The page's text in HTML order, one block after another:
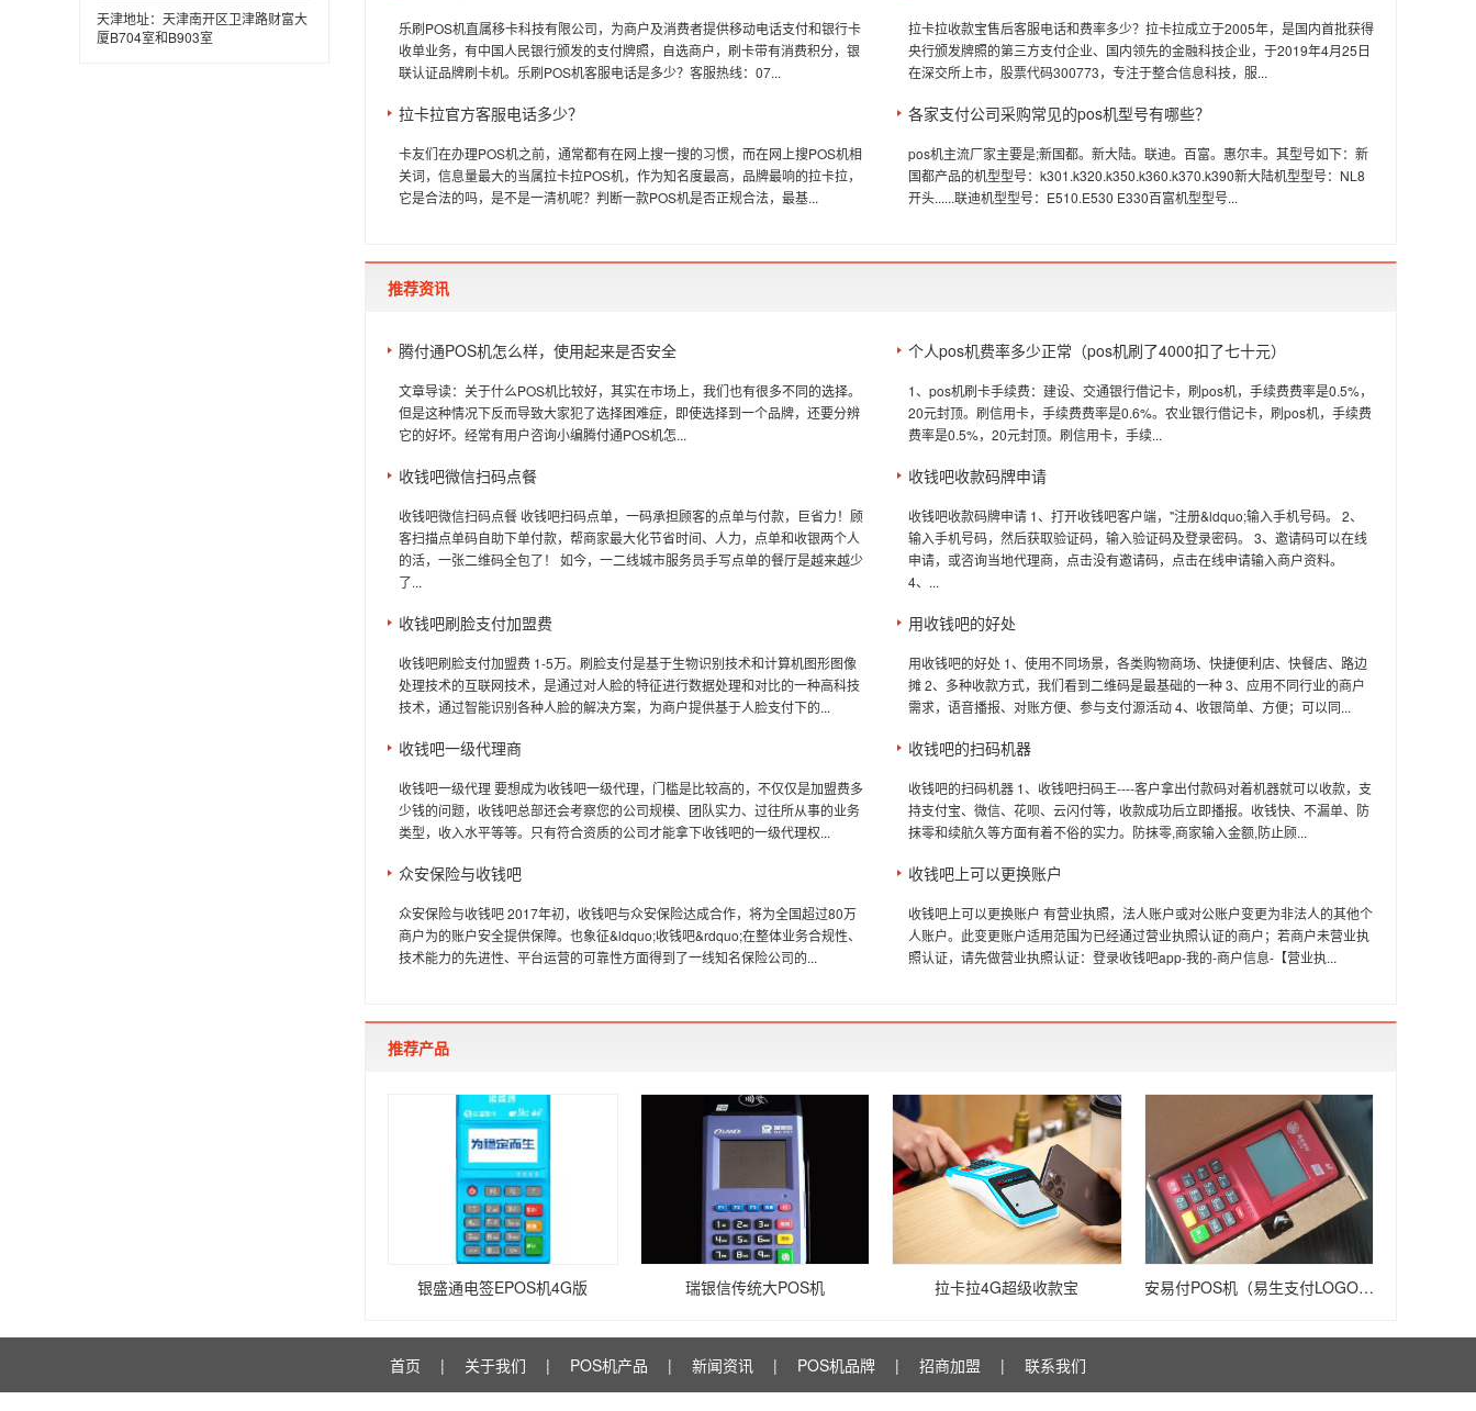
天津地址：天津南开区卫津路财富大
厦B704室和B903室
乐刷POS机直属移卡科技有限公司，为商户及消费者提供移动电话支付和银行卡
收单业务，有中国人民银行颁发的支付牌照，自选商户，刷卡带有消费积分，银
联认证品牌刷卡机。乐刷POS机客服电话是多少？客服热线：07...
拉卡拉收款宝售后客服电话和费率多少？拉卡拉成立于2005年，是国内首批获得
央行颁发牌照的第三方支付企业、国内领先的金融科技企业，于2019年4月25日
在深交所上市，股票代码300773，专注于整合信息科技，服...
拉卡拉官方客服电话多少？
卡友们在办理POS机之前，通常都有在网上搜一搜的习惯，而在网上搜POS机相
关词，信息量最大的当属拉卡拉POS机，作为知名度最高，品牌最响的拉卡拉，
它是合法的吗，是不是一清机呢？判断一款POS机是否正规合法，最基...
各家支付公司采购常见的pos机型号有哪些？
pos机主流厂家主要是;新国都。新大陆。联迪。百富。惠尔丰。其型号如下：新
国都产品的机型型号：k301.k320.k350.k360.k370.k390新大陆机型型号：NL8
开头......联迪机型型号：E510.E530 E330百富机型型号...
推荐资讯
腾付通POS机怎么样，使用起来是否安全
文章导读：关于什么POS机比较好，其实在市场上，我们也有很多不同的选择。
但是这种情况下反而导致大家犯了选择困难症，即使选择到一个品牌，还要分辨
它的好坏。经常有用户咨询小编腾付通POS机怎...
个人pos机费率多少正常（pos机刷了4000扣了七十元）
1、pos机刷卡手续费：建设、交通银行借记卡，刷pos机，手续费费率是0.5%，
20元封顶。刷信用卡，手续费费率是0.6%。农业银行借记卡，刷pos机，手续费
费率是0.5%，20元封顶。刷信用卡，手续...
收钱吧微信扫码点餐
收钱吧微信扫码点餐 收钱吧扫码点单，一码承担顾客的点单与付款，巨省力！顾
客扫描点单码自助下单付款，帮商家最大化节省时间、人力，点单和收银两个人
的活，一张二维码全包了！ 如今，一二线城市服务员手写点单的餐厅是越来越少
了...
收钱吧收款码牌申请
收钱吧收款码牌申请 1、打开收钱吧客户端，"注册&ldquo;输入手机号码。 2、
输入手机号码，然后获取验证码，输入验证码及登录密码。 3、邀请码可以在线
申请，或咨询当地代理商，点击没有邀请码，点击在线申请输入商户资料。
4、...
收钱吧刷脸支付加盟费
收钱吧刷脸支付加盟费 1-5万。刷脸支付是基于生物识别技术和计算机图形图像
处理技术的互联网技术，是通过对人脸的特征进行数据处理和对比的一种高科技
技术，通过智能识别各种人脸的解决方案，为商户提供基于人脸支付下的...
用收钱吧的好处
用收钱吧的好处 1、使用不同场景，各类购物商场、快捷便利店、快餐店、路边
摊 2、多种收款方式，我们看到二维码是最基础的一种 3、应用不同行业的商户
需求，语音播报、对账方便、参与支付源活动 4、收银简单、方便；可以同...
收钱吧一级代理商
收钱吧一级代理 要想成为收钱吧一级代理，门槛是比较高的，不仅仅是加盟费多
少钱的问题，收钱吧总部还会考察您的公司规模、团队实力、过往所从事的业务
类型，收入水平等等。只有符合资质的公司才能拿下收钱吧的一级代理权...
收钱吧的扫码机器
收钱吧的扫码机器 1、收钱吧扫码王----客户拿出付款码对着机器就可以收款，支
持支付宝、微信、花呗、云闪付等，收款成功后立即播报。收钱快、不漏单、防
抹零和续航久等方面有着不俗的实力。防抹零,商家输入金额,防止顾...
众安保险与收钱吧
众安保险与收钱吧 2017年初，收钱吧与众安保险达成合作，将为全国超过80万
商户为的账户安全提供保障。也象征&ldquo;收钱吧&rdquo;在整体业务合规性、
技术能力的先进性、平台运营的可靠性方面得到了一线知名保险公司的...
收钱吧上可以更换账户
收钱吧上可以更换账户 有营业执照，法人账户或对公账户变更为非法人的其他个
人账户。此变更账户适用范围为已经通过营业执照认证的商户；若商户未营业执
照认证，请先做营业执照认证：登录收钱吧app-我的-商户信息-【营业执...
推荐产品
银盛通电签EPOS机4G版 瑞银信传统大POS机 拉卡拉4G超级收款宝 安易付POS机（易生支付LOGO/加岩RPP01）
首页 | 关于我们 | POS机产品 | 新闻资讯 | POS机品牌 | 招商加盟 | 联系我们